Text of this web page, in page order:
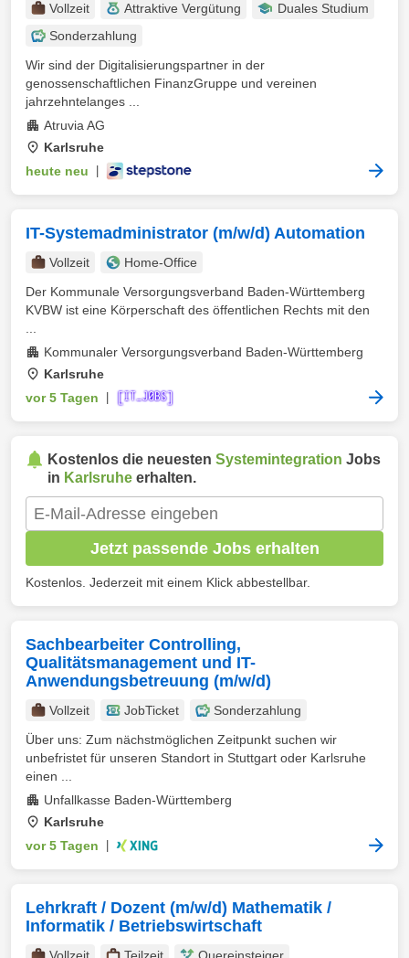
Vollzeit Attraktive Vergütung
Duales Studium
Sonderzahlung
Wir sind der Digitalisierungspartner in der
genossenschaftlichen FinanzGruppe und vereinen
jahrzehntelanges ...
Atruvia AG
Karlsruhe
heute neu
IT-Systemadministrator (m/w/d) Automation
Vollzeit
Home-Office
Der Kommunale Versorgungsverband Baden-Württemberg
KVBW ist eine Körperschaft des öffentlichen Rechts mit den
Kommunaler Versorgungsverband Baden-Württemberg
Karlsruhe
vor 5 Tagen
Kostenlos die neuesten Systemintegration Jobs
in Karlsruhe erhalten.
Jetzt passende Jobs erhalten
Kostenlos. Jederzeit mit einem Klick abbestellbar.
Sachbearbeiter Controlling,
Qualitätsmanagement und IT-
Anwendungsbetreuung (m/w/d)
Vollzeit JobTicket
Sonderzahlung
Über uns: Zum nächstmöglichen Zeitpunkt suchen wir
unbefristet für unseren Standort in Stuttgart oder Karlsruhe
einen ...
Unfallkasse Baden-Württemberg
Karlsruhe
vor 5 Tagen
Lehrkraft / Dozent (m/w/d) Mathematik /
Informatik / Betriebswirtschaft